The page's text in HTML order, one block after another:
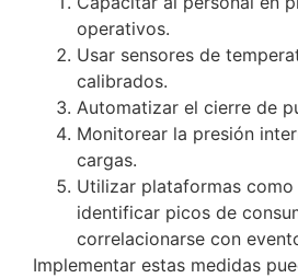
operativos.
Usar sensores de
calibrados.
Automatizar el cierre de
Monitorear la presión
cargas.
Utilizar plataformas como
identificar picos de
correlacionarse con
Implementar estas medidas